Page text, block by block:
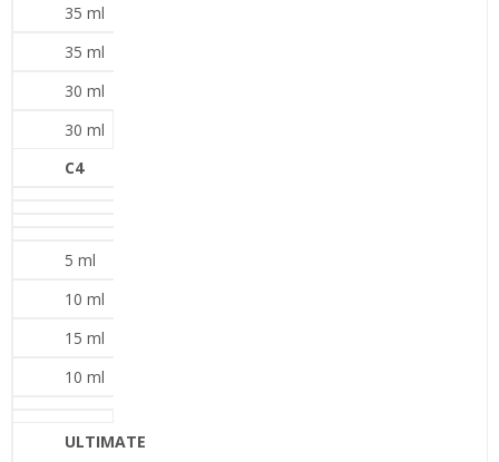
35 ml
35 ml
30 ml
30 ml
C4
5 ml
10 ml
15 ml
10 ml
ULTIMATE